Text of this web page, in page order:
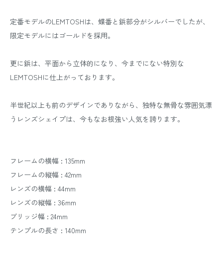
定番モデルのLEMTOSHは、蝶番と鋲部分がシルバーでしたが、
限定モデルにはゴールドを採用。
更に鋲は、平面から立体的になり、今までにない特別な
LEMTOSHに仕上がっております。
半世紀以上も前のデザインでありながら、独特な無骨な雰囲気漂
うレンズシェイプは、今もなお根強い人気を誇ります。
フレームの横幅 : 135mm
フレームの縦幅 : 42mm
レンズの横幅 : 44mm
レンズの縦幅 : 36mm
ブリッジ幅 : 24mm
テンプルの長さ : 140mm